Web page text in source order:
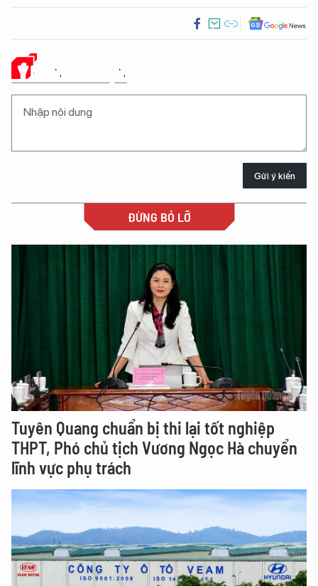
Ý KIẾN CỦA BẠN
Gửi ý kiến
ĐỪNG BỎ LỠ
Tuyên Quang chuẩn bị thi lại tốt nghiệp
THPT, Phó chủ tịch Vương Ngọc Hà chuyển
lĩnh vực phụ trách